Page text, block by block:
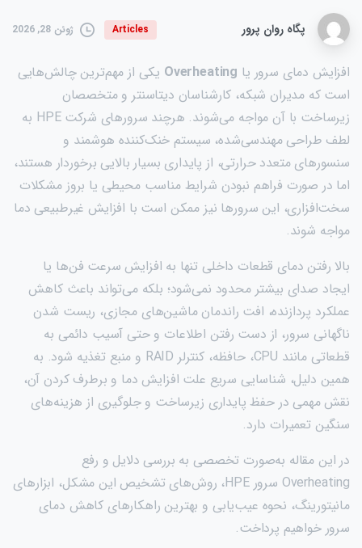
پگاه روان پرور Articles ژوئن 28, 2026
افزایش دمای سرور یا Overheating یکی از مهم‌ترین چالش‌هایی
است که مدیران شبکه، کارشناسان دیتاسنتر و متخصصان
زیرساخت با آن مواجه می‌شوند. هرچند سرورهای شرکت HPE به
لطف طراحی مهندسی‌شده، سیستم خنک‌کننده هوشمند و
سنسورهای متعدد حرارتی، از پایداری بسیار بالایی برخوردار هستند،
اما در صورت فراهم نبودن شرایط مناسب محیطی یا بروز مشکلات
سخت‌افزاری، این سرورها نیز ممکن است با افزایش غیرطبیعی دما
مواجه شوند.
بالا رفتن دمای قطعات داخلی تنها به افزایش سرعت فن‌ها یا
ایجاد صدای بیشتر محدود نمی‌شود؛ بلکه می‌تواند باعث کاهش
عملکرد پردازنده، افت راندمان ماشین‌های مجازی، ریست شدن
ناگهانی سرور، از دست رفتن اطلاعات و حتی آسیب دائمی به
قطعاتی مانند CPU، حافظه، کنترلر RAID و منبع تغذیه شود. به
همین دلیل، شناسایی سریع علت افزایش دما و برطرف کردن آن،
نقش مهمی در حفظ پایداری زیرساخت و جلوگیری از هزینه‌های
سنگین تعمیرات دارد.
در این مقاله به‌صورت تخصصی به بررسی دلایل و رفع
Overheating سرور HPE، روش‌های تشخیص این مشکل، ابزارهای
مانیتورینگ، نحوه عیب‌یابی و بهترین راهکارهای کاهش دمای
سرور خواهیم پرداخت.